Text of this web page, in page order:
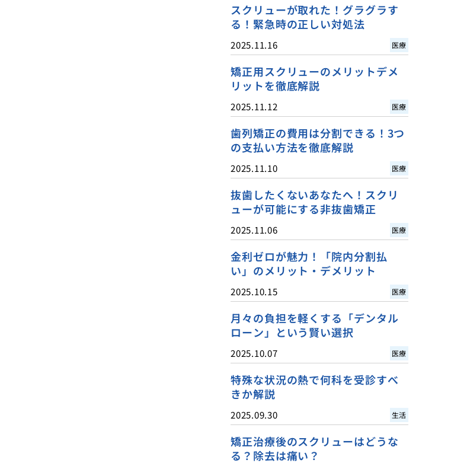
スクリューが取れた！グラグラす
る！緊急時の正しい対処法
2025.11.16 医療
矯正用スクリューのメリットデメ
リットを徹底解説
2025.11.12 医療
歯列矯正の費用は分割できる！3つ
の支払い方法を徹底解説
2025.11.10 医療
抜歯したくないあなたへ！スクリ
ューが可能にする非抜歯矯正
2025.11.06 医療
金利ゼロが魅力！「院内分割払
い」のメリット・デメリット
2025.10.15 医療
月々の負担を軽くする「デンタル
ローン」という賢い選択
2025.10.07 医療
特殊な状況の熱で何科を受診すべ
きか解説
2025.09.30 生活
矯正治療後のスクリューはどうな
る？除去は痛い？